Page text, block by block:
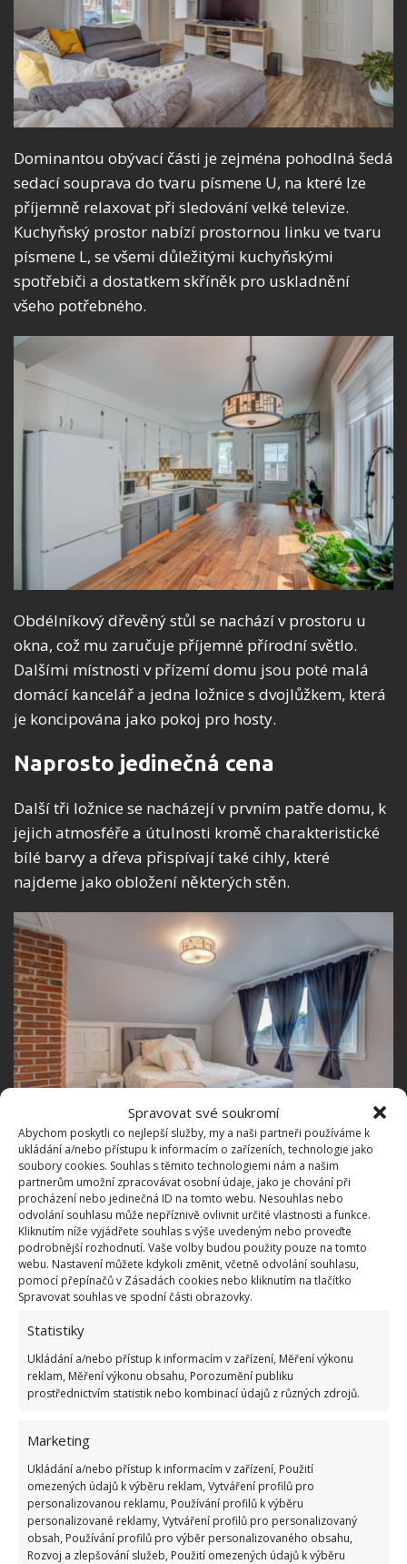
Spravovat své soukromí
Abychom poskytli co nejlepší služby, my a naši partneři používáme k
ukládání a/nebo přístupu k informacím o zařízeních, technologie jako
soubory cookies. Souhlas s těmito technologiemi nám a našim
partnerům umožní zpracovávat osobní údaje, jako je chování při
procházení nebo jedinečná ID na tomto webu. Nesouhlas nebo
odvolání souhlasu může nepříznivě ovlivnit určité vlastnosti a funkce.
Kliknutím níže vyjádřete souhlas s výše uvedeným nebo proveďte
podrobnější rozhodnutí. Vaše volby budou použity pouze na tomto
webu. Nastavení můžete kdykoli změnit, včetně odvolání souhlasu,
pomocí přepínačů v Zásadách cookies nebo kliknutím na tlačítko
Spravovat souhlas ve spodní části obrazovky.
Statistiky
Ukládání a/nebo přístup k informacím v zařízení, Měření výkonu
reklam, Měření výkonu obsahu, Porozumění publiku
prostřednictvím statistik nebo kombinací údajů z různých zdrojů.
Marketing
Ukládání a/nebo přístup k informacím v zařízení, Použití
omezených údajů k výběru reklam, Vytváření profilů pro
personalizovanou reklamu, Používání profilů k výběru
personalizované reklamy, Vytváření profilů pro personalizovaný
obsah, Používání profilů pro výběr personalizovaného obsahu,
Rozvoj a zlepšování služeb, Použití omezených údajů k výběru
Dominantou obývací části je zejména pohodlná šedá
sedací souprava do tvaru písmene U, na které lze
příjemně relaxovat při sledování velké televize.
Kuchyňský prostor nabízí prostornou linku ve tvaru
písmene L, se všemi důležitými kuchyňskými
spotřebiči a dostatkem skříněk pro uskladnění
všeho potřebného.
Obdélníkový dřevěný stůl se nachází v prostoru u
okna, což mu zaručuje příjemné přírodní světlo.
Dalšími místnosti v přízemí domu jsou poté malá
domácí kancelář a jedna ložnice s dvojlůžkem, která
je koncipována jako pokoj pro hosty.
Naprosto jedinečná cena
Další tři ložnice se nacházejí v prvním patře domu, k
jejich atmosféře a útulnosti kromě charakteristické
bílé barvy a dřeva přispívají také cihly, které
najdeme jako obložení některých stěn.
Koupelna je zařízena v bílé a modré barvě, najdeme
v ní praktickou kombinaci vany a sprchového koutu.